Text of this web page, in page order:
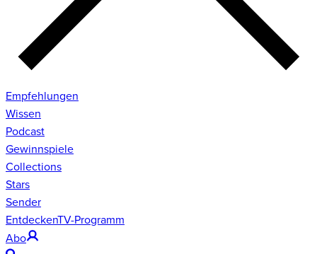
Empfehlungen
Wissen
Podcast
Gewinnspiele
Collections
Stars
Sender
EntdeckenTV-Programm
Abo